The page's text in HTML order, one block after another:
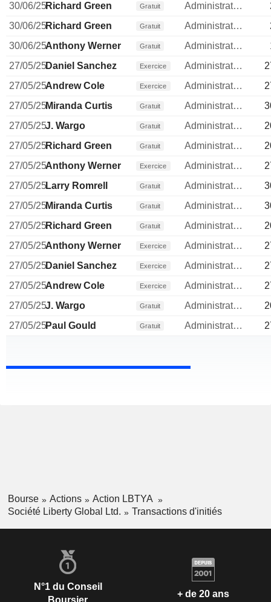
30/06/25Richard Green Gratuit Administrateur
30/06/25Richard Green Gratuit Administrateur
30/06/25Anthony Werner Gratuit Administrateur
27/05/25Daniel Sanchez Exercice Administrateur
27/05/25Andrew Cole Exercice Administrateur
27/05/25Miranda Curtis Gratuit Administrateur
27/05/25J. Wargo Gratuit Administrateur
27/05/25Richard Green Gratuit Administrateur
27/05/25Anthony Werner Exercice Administrateur
27/05/25Larry Romrell Gratuit Administrateur
27/05/25Miranda Curtis Gratuit Administrateur
27/05/25Richard Green Gratuit Administrateur
27/05/25Anthony Werner Exercice Administrateur
27/05/25Daniel Sanchez Exercice Administrateur
27/05/25Andrew Cole Exercice Administrateur
27/05/25J. Wargo Gratuit Administrateur
27/05/25Paul Gould Gratuit Administrateur
Bourse Actions
Action LBTYA
Société Liberty Global Ltd.
Transactions d'initiés
N°1 du Conseil
Boursier
+ de 20 ans